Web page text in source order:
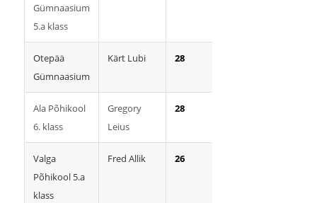
Gümnaasium
5.a klass
Otepää
Gümnaasium
Kärt Lubi 28
Ala Põhikool
6. klass
Gregory
Leius
28
Valga
Põhikool 5.a
klass
Fred Allik 26